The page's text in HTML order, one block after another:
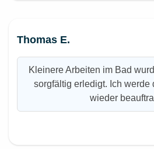
Thomas E.
Kleinere Arbeiten im Bad
sorgfältig erledigt. Ich werde
wieder